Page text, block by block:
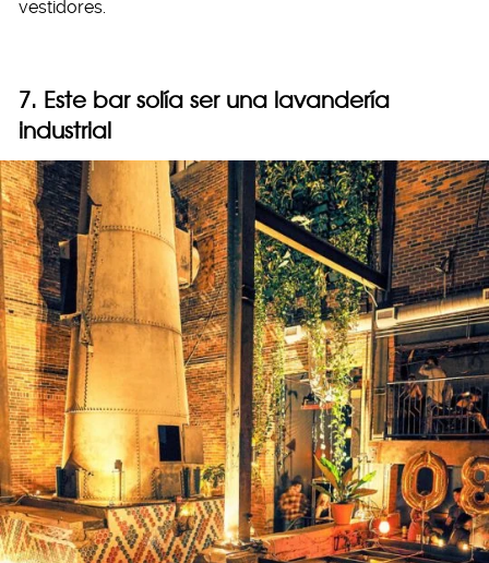
vestidores.
7. Este bar solía ser una lavandería
industrial